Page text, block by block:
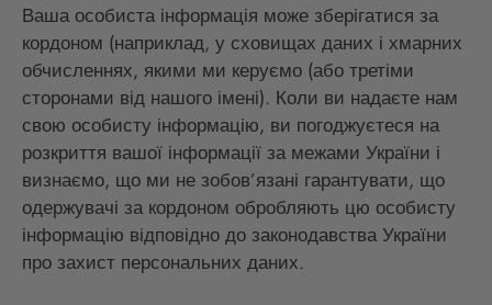
Ваша особиста інформація може зберігатися за
кордоном (наприклад, у сховищах даних і хмарних
обчисленнях, якими ми керуємо (або третіми
сторонами від нашого імені). Коли ви надаєте нам
свою особисту інформацію, ви погоджуєтеся на
розкриття вашої інформації за межами України і
визнаємо, що ми не зобов’язані гарантувати, що
одержувачі за кордоном обробляють цю особисту
інформацію відповідно до законодавства України
про захист персональних даних.